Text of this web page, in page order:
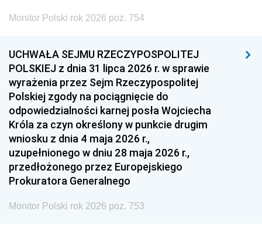
Monitor Polski rok 2026 poz. 754
UCHWAŁA SEJMU RZECZYPOSPOLITEJ
POLSKIEJ z dnia 31 lipca 2026 r. w sprawie
wyrażenia przez Sejm Rzeczypospolitej
Polskiej zgody na pociągnięcie do
odpowiedzialności karnej posła Wojciecha
Króla za czyn określony w punkcie drugim
wniosku z dnia 4 maja 2026 r.,
uzupełnionego w dniu 28 maja 2026 r.,
przedłożonego przez Europejskiego
Prokuratora Generalnego
Monitor Polski rok 2026 poz. 753